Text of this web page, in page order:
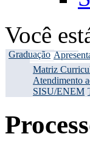
Você
Graduação
Matriz
Atendimento
SISU/ENEM